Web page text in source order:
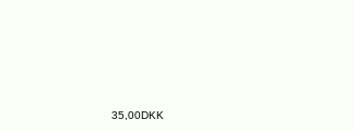
35,00DKK